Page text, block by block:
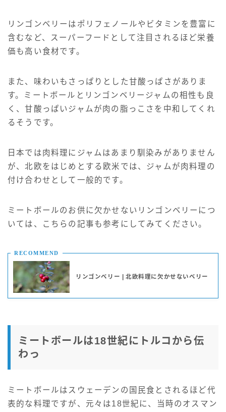
リンゴンベリーはポリフェノールやビタミンを豊富に
含むなど、スーパーフードとして注目されるほど栄養
価も高い食材です。
また、味わいもさっぱりとした甘酸っぱさがありま
す。ミートボールとリンゴンベリージャムの相性も良
く、甘酸っぱいジャムが肉の脂っこさを中和してくれ
るそうです。
日本では肉料理にジャムはあまり馴染みがありません
が、北欧をはじめとする欧米では、ジャムが肉料理の
付け合わせとして一般的です。
ミートボールのお供に欠かせないリンゴンベリーにつ
いては、こちらの記事も参考にしてみてください。
RECOMMEND
リンゴンベリー | 北欧料理に欠かせないベリー
ミートボールは18世紀にトルコから伝
わっ
ミートボールはスウェーデンの国民食とされるほど代
表的な料理ですが、元々は18世紀に、当時のオスマン